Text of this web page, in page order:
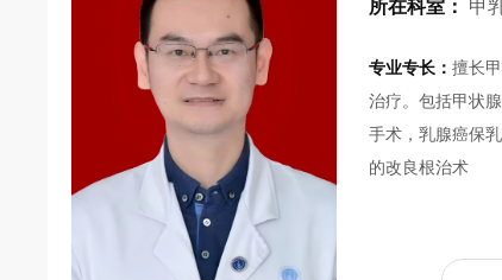
所在科室： 甲
专业专长：擅长
治疗。包括甲状
手术，乳腺癌保
的改良根治术